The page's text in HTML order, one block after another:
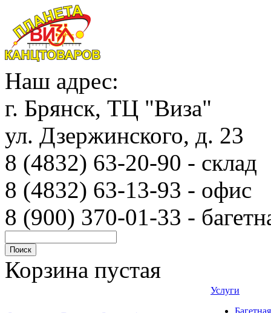
Наш адрес:
г. Брянск, ТЦ "Виза"
ул. Дзержинского, д. 23
8 (4832) 63-20-90 -
8 (4832) 63-13-93 - офис
8 (900) 370-01-33 -
Корзина пустая
Услуги